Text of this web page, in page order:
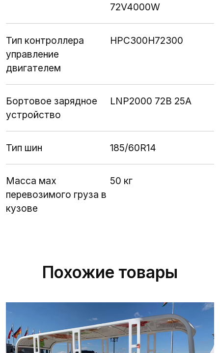
72V4000W
Тип контроллера
управление
двигателем
НРС300Н72300
Бортовое зарядное
устройство
LNP2000 72В 25А
Тип шин 185/60R14
Масса мах
перевозимого груза в
кузове
50 кг
Похожие товары